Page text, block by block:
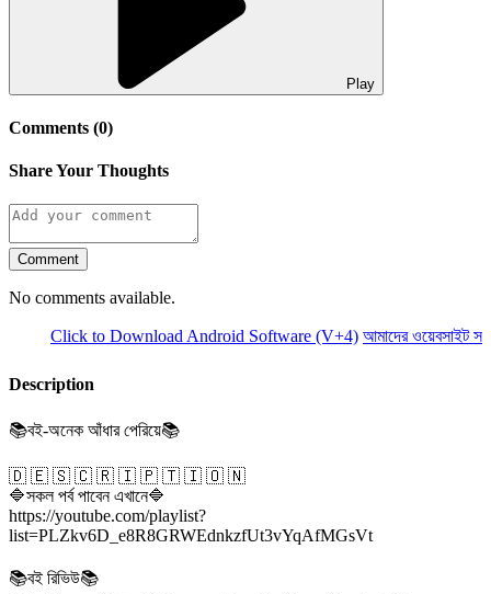
Play
Comments (0)
Share Your Thoughts
Comment
No comments available.
Click to Download Android Software (V+4) আমাদের ওয়েবসাইট সচল
Description
📚বই-অনেক আঁধার পেরিয়ে📚
🇩 🇪 🇸 🇨 🇷 🇮 🇵 🇹 🇮 🇴 🇳
🔷সকল পর্ব পাবেন এখানে🔷
https://youtube.com/playlist?
list=PLZkv6D_e8R8GRWEdnkzfUt3vYqAfMGsVt
📚বই রিভিউ📚